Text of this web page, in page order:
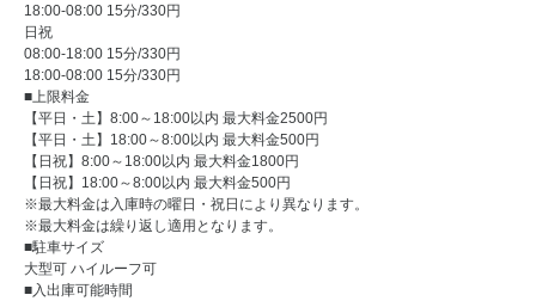
18:00-08:00 15分/330円
日祝
08:00-18:00 15分/330円
18:00-08:00 15分/330円
■上限料金
【平日・土】8:00～18:00以内 最大料金2500円
【平日・土】18:00～8:00以内 最大料金500円
【日祝】8:00～18:00以内 最大料金1800円
【日祝】18:00～8:00以内 最大料金500円
※最大料金は入庫時の曜日・祝日により異なります。
※最大料金は繰り返し適用となります。
■駐車サイズ
大型可 ハイルーフ可
■入出庫可能時間